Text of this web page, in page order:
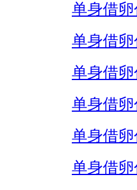
单身借
单身借卵
单身借
单身借
单身借
单身借